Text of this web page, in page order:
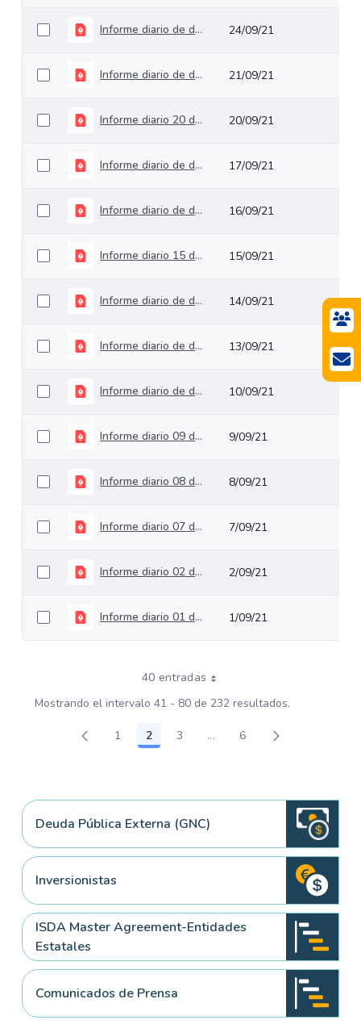
Informe diario de deuda pública del 24 de septiembre de 2021 24/09/21
Informe diario de deuda pública del 21 de septiembre de 2021 21/09/21
Informe diario 20 de septiembre de 2021 20/09/21
Informe diario de deuda pública del 17 de septiembre de 2021 17/09/21
Informe diario de deuda pública del 16 de septiembre de 2021 16/09/21
Informe diario 15 de septiembre de 2021 15/09/21
Informe diario de deuda pública del 14 de septiembre de 2021 14/09/21
Informe diario de deuda pública del 13 de septiembre de 2021 13/09/21
Informe diario de deuda pública del 10 de septiembre de 2021 10/09/21
Informe diario 09 de septiembre de 2021 9/09/21
Informe diario 08 de septiembre de 2021 8/09/21
Informe diario 07 de septiembre de 2021 7/09/21
Informe diario 02 de septiembre de 2021 2/09/21
Informe diario 01 de septiembre de 2021 1/09/21
40 entradas
Mostrando el intervalo 41 - 80 de 232 resultados.
Página
1 Página
2 Página
3 ...Páginas intermedias Use
Página
6
Deuda Pública Externa (GNC)
Inversionistas
ISDA Master Agreement-Entidades
Estatales
Comunicados de Prensa